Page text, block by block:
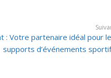
: Votre partenaire idéal pour
supports d’événements